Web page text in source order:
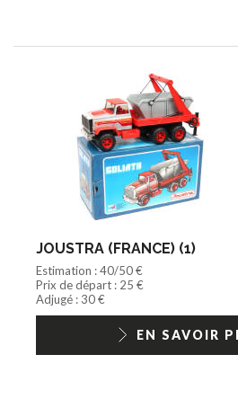
JOUSTRA (FRANCE) (1)
Estimation : 40/50 €
Prix de départ : 25 €
Adjugé : 30 €
EN SAVOIR